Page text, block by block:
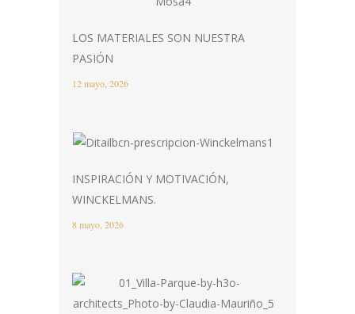
LOS MATERIALES SON NUESTRA
PASIÓN
12 mayo, 2026
INSPIRACIÓN Y MOTIVACIÓN,
WINCKELMANS.
8 mayo, 2026